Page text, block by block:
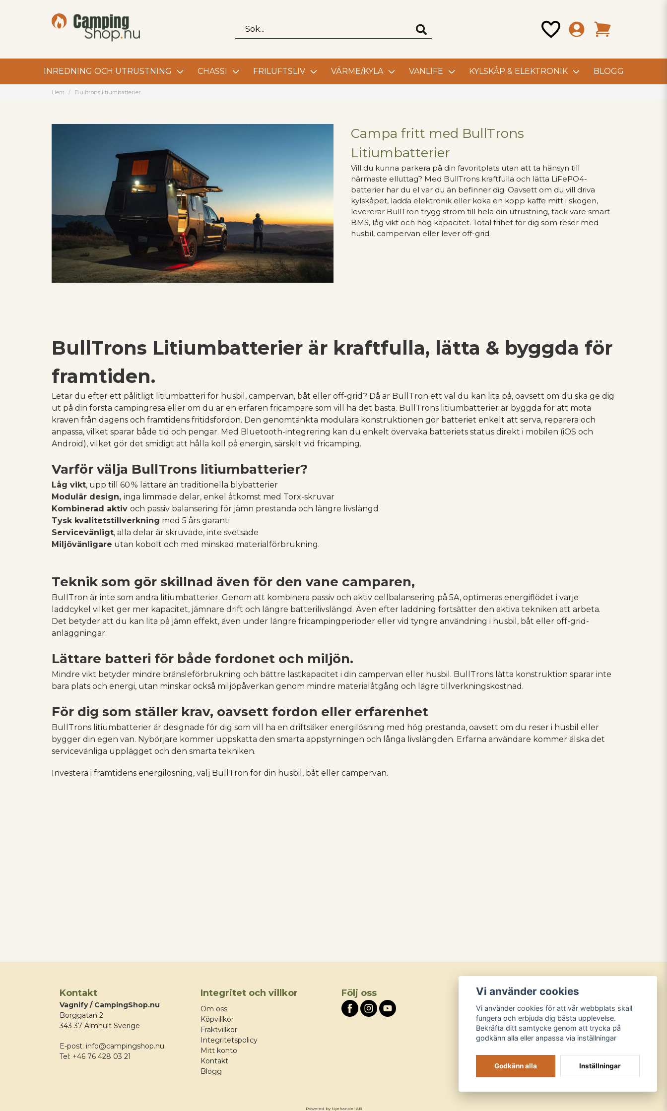
INREDNING OCH UTRUSTNING CHASSI FRILUFTSLIV VÄRME/KYLA VANLIFE KYLSKÅP & ELEKTRONIK BLOGG
Hem Bulltrons litiumbatterier
Campa fritt med BullTrons
Litiumbatterier
Vill du kunna parkera på din favoritplats utan att ta hänsyn till
närmaste elluttag? Med BullTrons kraftfulla och lätta LiFePO4-
batterier har du el var du än befinner dig. Oavsett om du vill driva
kylskåpet, ladda elektronik eller koka en kopp kaffe mitt i skogen,
levererar BullTron trygg ström till hela din utrustning, tack vare smart
BMS, låg vikt och hög kapacitet. Total frihet för dig som reser med
husbil, campervan eller lever off-grid.
BullTrons Litiumbatterier är kraftfulla, lätta & byggda för
framtiden.
Letar du efter ett pålitligt litiumbatteri för husbil, campervan, båt eller off-grid? Då är BullTron ett val du kan lita på, oavsett om du ska ge dig
ut på din första campingresa eller om du är en erfaren fricampare som vill ha det bästa. BullTrons litiumbatterier är byggda för att möta
kraven från dagens och framtidens fritidsfordon. Den genomtänkta modulära konstruktionen gör batteriet enkelt att serva, reparera och
anpassa, vilket sparar både tid och pengar. Med Bluetooth-integrering kan du enkelt övervaka batteriets status direkt i mobilen (iOS och
Android), vilket gör det smidigt att hålla koll på energin, särskilt vid fricamping.
Varför välja BullTrons litiumbatterier?
Låg vikt, upp till 60 % lättare än traditionella blybatterier
Modulär design, inga limmade delar, enkel åtkomst med Torx-skruvar
Kombinerad aktiv och passiv balansering för jämn prestanda och längre livslängd
Tysk kvalitetstillverkning med 5 års garanti
Servicevänligt, alla delar är skruvade, inte svetsade
Miljövänligare utan kobolt och med minskad materialförbrukning.
Teknik som gör skillnad även för den vane camparen,
BullTron är inte som andra litiumbatterier. Genom att kombinera passiv och aktiv cellbalansering på 5A, optimeras energiflödet i varje
laddcykel vilket ger mer kapacitet, jämnare drift och längre batterilivslängd. Även efter laddning fortsätter den aktiva tekniken att arbeta.
Det betyder att du kan lita på jämn effekt, även under längre fricampingperioder eller vid tyngre användning i husbil, båt eller off-grid-
anläggningar.
Lättare batteri för både fordonet och miljön.
Mindre vikt betyder mindre bränsleförbrukning och bättre lastkapacitet i din campervan eller husbil. BullTrons lätta konstruktion sparar inte
bara plats och energi, utan minskar också miljöpåverkan genom mindre materialåtgång och lägre tillverkningskostnad.
För dig som ställer krav, oavsett fordon eller erfarenhet
BullTrons litiumbatterier är designade för dig som vill ha en driftsäker energilösning med hög prestanda, oavsett om du reser i husbil eller
bygger din egen van. Nybörjare kommer uppskatta den smarta appstyrningen och långa livslängden. Erfarna användare kommer älska det
servicevänliga upplägget och den smarta tekniken.
Investera i framtidens energilösning, välj BullTron för din husbil, båt eller campervan.
Kontakt
Vagnify / CampingShop.nu
Borggatan 2
343 37 Älmhult Sverige
E-post: info@campingshop.nu
Tel: +46 76 428 03 21
Integritet och villkor
Om oss
Köpvillkor
Fraktvillkor
Integritetspolicy
Mitt konto
Kontakt
Blogg
Följ oss
Powered by Nyehandel AB
Vi använder cookies
Vi använder cookies för att vår webbplats skall
fungera och erbjuda dig bästa upplevelse.
Bekräfta ditt samtycke genom att trycka på
godkänn alla eller anpassa via inställningar
Godkänn alla Inställningar